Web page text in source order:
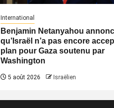
International
Benjamin Netanyahou
qu’Israël n’a pas encore
plan pour Gaza soutenu par
Washington
5 août 2026 Israëlien